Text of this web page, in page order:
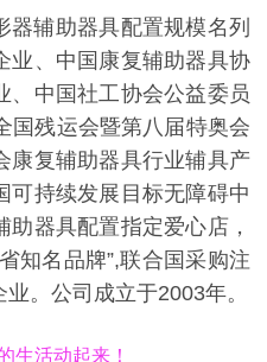
器辅助器具配置规模名列
业、中国康复辅助器具协
、中国社工协会公益委员
国残运会暨第八届特奥会
康复辅助器具行业辅具产
可持续发展目标无障碍中
器具配置指定爱心店，
知名品牌”,联合国采购注
。公司成立于2003年。
生活动起来！